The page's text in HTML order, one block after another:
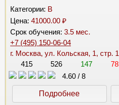
Категории: B
Цена: 41000.00 ₽
Срок обучения: 3.5 мес.
+7 (495) 150-06-04
г. Москва, ул. Кольская, 1, стр. 1
415
526 147
78
4.60 / 8
Подробнее